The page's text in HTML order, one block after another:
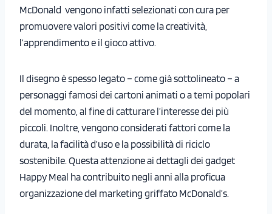
McDonald vengono infatti selezionati con cura per
promuovere valori positivi come la creatività,
l’apprendimento e il gioco attivo.
Il disegno è spesso legato – come già sottolineato – a
personaggi famosi dei cartoni animati o a temi popolari
del momento, al fine di catturare l’interesse dei più
piccoli. Inoltre, vengono considerati fattori come la
durata, la facilità d’uso e la possibilità di riciclo
sostenibile. Questa attenzione ai dettagli dei gadget
Happy Meal ha contribuito negli anni alla proficua
organizzazione del marketing griffato McDonald’s.